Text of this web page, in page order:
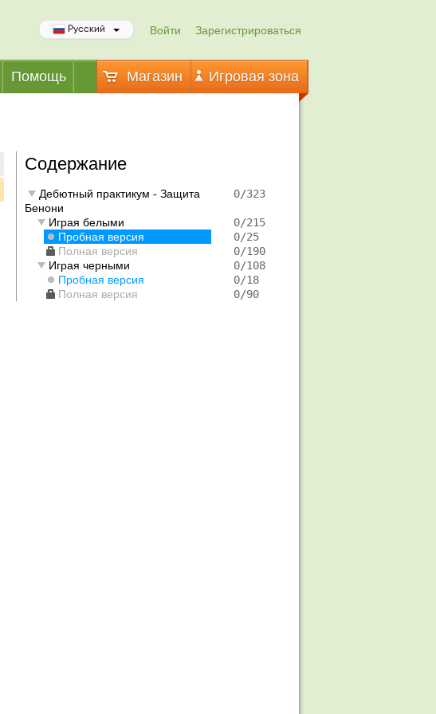
Войти Зарегистрироваться
Русский
Помощь Магазин Игровая зона
Содержание
Дебютный практикум - Защита
Бенони
   0/323
Играя белыми
   0/215
Пробная версия
   0/25
Полная версия
   0/190
Играя черными
   0/108
Пробная версия
   0/18
Полная версия
   0/90